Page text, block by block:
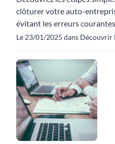
clôturer votre auto-
évitant les erreurs
Le 23/01/2025 dans Découvrir